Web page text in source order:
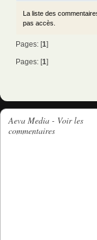
La liste des
pas accès.
Pages: [1]
Pages: [1]
Aeva Media - Voir les
commentaires